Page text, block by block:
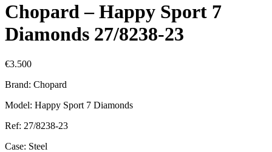
Chopard – Happy Sport 7
Diamonds 27/8238-23
€3.500
Brand: Chopard
Model: Happy Sport 7 Diamonds
Ref: 27/8238-23
Case: Steel